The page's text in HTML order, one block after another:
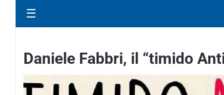
☰
Daniele Fabbri, il “timido